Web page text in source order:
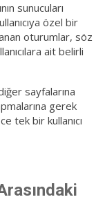
sunucuları
özel bir
oturumlar, söz
ait belirli
sayfalarına
gerek
tek bir kullanıcı